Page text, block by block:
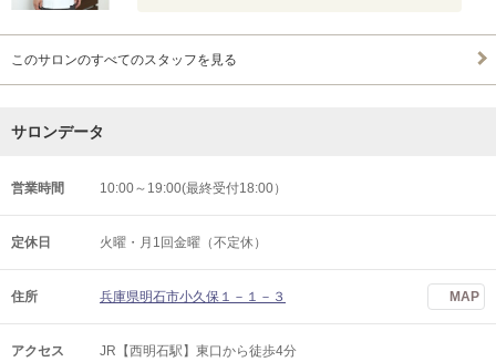
このサロンのすべてのスタッフを見る
サロンデータ
営業時間 10:00～19:00(最終受付18:00）
定休日 火曜・月1回金曜（不定休）
住所 兵庫県明石市小久保１－１－３ MAP
アクセス JR【西明石駅】東口から徒歩4分